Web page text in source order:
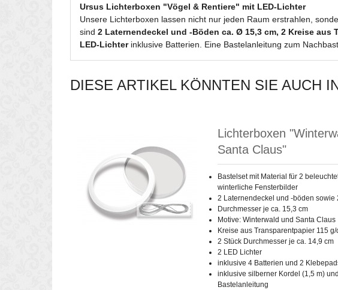
Ursus Lichterboxen "Vögel & Rentiere" mit LED-Lichter
Unsere Lichterboxen lassen nicht nur jeden Raum erstrahlen,
sind 2 Laternendeckel und -Böden ca. Ø 15,3 cm, 2 Kreise aus
LED-Lichterinklusive Batterien. Eine Bastelanleitung zum
DIESE ARTIKEL KÖNNTEN SIE AUCH
Lichterboxen
Santa Claus"
Bastelset mit Material für 2
winterliche Fensterbilder
2 Laternendeckel und -böden sowie
Durchmesser je ca. 15,3 cm
Motive: Winterwald und Santa Claus
Kreise aus Transparentpapier 115 g/
2 Stück Durchmesser je ca. 14,9 cm
2 LED Lichter
inklusive 4 Batterien und 2
inklusive silberner Kordel (1,5 m) und
Bastelanleitung